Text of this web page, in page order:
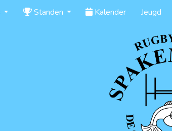
Standen Kalender Jeugd